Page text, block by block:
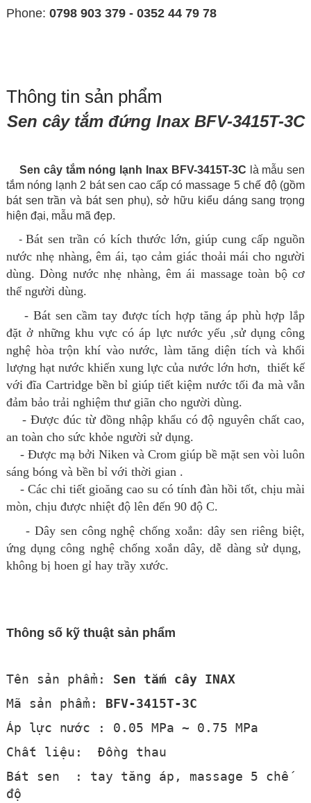
Phone: 0798 903 379 - 0352 44 79 78
Thông tin sản phẩm
Sen cây tắm đứng Inax BFV-3415T-3C
Sen cây tắm nóng lạnh Inax BFV-3415T-3C à mẫu sen
tắm nóng lạnh 2 bát sen cao cấp có massage 5 chế độ (gồm
bát sen trần và bát sen phụ), sở hữu kiểu dáng sang trọng
hiện đại, mẫu mã đẹp.
-Bát sen trần có kích thước lớn, giúp cung cấp nguồn
nước nhẹ nhàng, êm ái, tạo cảm giác thoải mái cho người
dùng. Dòng nước nhẹ nhàng, êm ái massage toàn bộ cơ
thể người dùng.
- Bát sen cầm tay được tích hợp tăng áp phù hợp lắp
đặt ở những khu vực có áp lực nước yếu ,sử dụng công
nghệ hòa trộn khí vào nước, làm tăng diện tích và khối
lượng hạt nước khiến xung lực của nước lớn hơn, thiết kế
với đĩa Cartridge bền bỉ giúp tiết kiệm nước tối đa mà vẫn
đảm bảo trải nghiệm thư giãn cho người dùng.
- Được đúc từ đồng nhập khẩu có độ nguyên chất cao,
an toàn cho sức khỏe người sử dụng.
- Được mạ bởi Niken và Crom giúp bề mặt sen vòi luôn
sáng bóng và bền bỉ với thời gian .
- Các chi tiết gioăng cao su có tính đàn hồi tốt, chịu mài
mòn, chịu được nhiệt độ lên đến 90 độ C.
- Dây sen công nghệ chống xoắn: dây sen riêng biệt,
ứng dụng công nghệ chống xoắn dây, dễ dàng sử dụng,
không bị hoen gỉ hay trầy xước.
Thông số kỹ thuật sản phẩm
Tên sản phẩm: Sen tắm cây INAX
Mã sản phẩm: BFV-3415T-3C
Áp lực nước : 0.05 MPa ~ 0.75 MPa
Chất liệu: Đồng thau
Bát sen : tay tăng áp, massage 5 chế
độ